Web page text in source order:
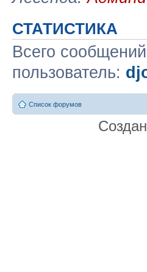
СТАТИСТИКА
Всего
пользователь:
Список форумов